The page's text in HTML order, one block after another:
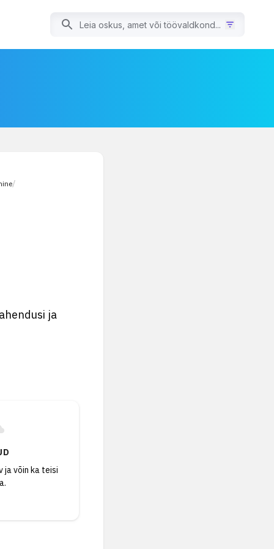
/
ja
ja võin ka teisi